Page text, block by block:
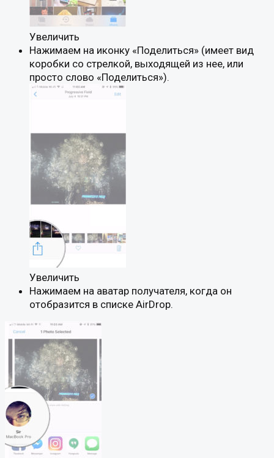
Увеличить
Нажимаем на иконку «Поделиться» (имеет вид
коробки со стрелкой, выходящей из нее, или
просто слово «Поделиться»).
Увеличить
Нажимаем на аватар получателя, когда он
отобразится в списке AirDrop.